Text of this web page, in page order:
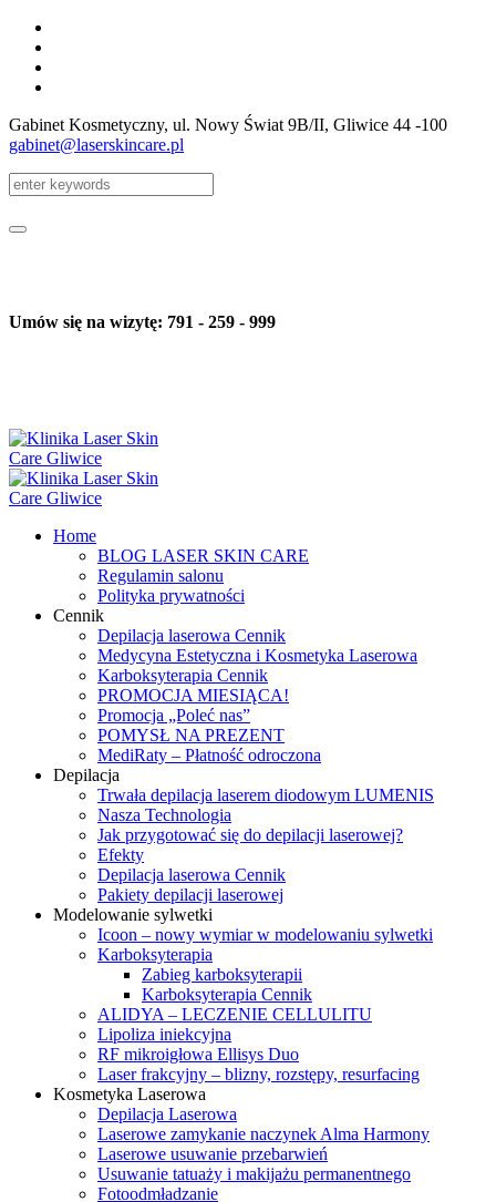
Gabinet Kosmetyczny, ul. Nowy Świat 9B/II, Gliwice 44 -100
gabinet@laserskincare.pl
Umów się na wizytę: 791 - 259 - 999
Home
BLOG LASER SKIN CARE
Regulamin salonu
Polityka prywatności
Cennik
Depilacja laserowa Cennik
Medycyna Estetyczna i Kosmetyka Laserowa
Karboksyterapia Cennik
PROMOCJA MIESIĄCA!
Promocja „Poleć nas”
POMYSŁ NA PREZENT
MediRaty – Płatność odroczona
Depilacja
Trwała depilacja laserem diodowym LUMENIS
Nasza Technologia
Jak przygotować się do depilacji laserowej?
Efekty
Depilacja laserowa Cennik
Pakiety depilacji laserowej
Modelowanie sylwetki
Icoon – nowy wymiar w modelowaniu sylwetki
Karboksyterapia
Zabieg karboksyterapii
Karboksyterapia Cennik
ALIDYA – LECZENIE CELLULITU
Lipoliza iniekcyjna
RF mikroigłowa Ellisys Duo
Laser frakcyjny – blizny, rozstępy, resurfacing
Kosmetyka Laserowa
Depilacja Laserowa
Laserowe zamykanie naczynek Alma Harmony
Laserowe usuwanie przebarwień
Usuwanie tatuaży i makijażu permanentnego
Fotoodmładzanie